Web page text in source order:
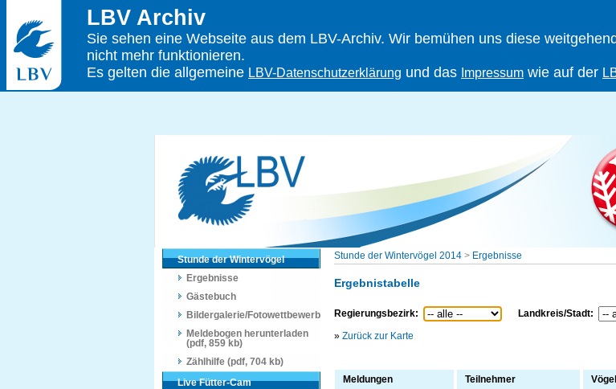
LBV Archiv
Sie sehen eine Webseite aus dem LBV-Archiv. Wir bemühen uns diese
nicht mehr funktionieren.
Es gelten die allgemeine LBV-Datenschutzerklärung und das Impressum wie auf der
Stunde der Wintervögel
Ergebnisse
Gästebuch
Bildergalerie/Fotowettbewerb
Meldebogen herunterladen
(pdf, 859 kb)
Zählhilfe (pdf, 704 kb)
Live Fütter-Cam
Stunde der Wintervögel 2014 > Ergebnisse
Ergebnistabelle
Regierungsbezirk:
Landkreis/Stadt:
» Zurück zur Karte
Meldungen Teilnehmer